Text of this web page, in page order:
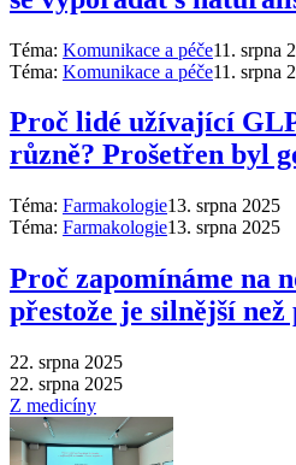
Téma: Komunikace a péče11. srpna
Téma: Komunikace a péče11. srpna
Proč lidé užívající
různě? Prošetřen byl
Téma: Farmakologie13. srpna 2025
Téma: Farmakologie13. srpna 2025
Proč zapomínáme na
přestože je silnější než
22. srpna 2025
22. srpna 2025
Z medicíny